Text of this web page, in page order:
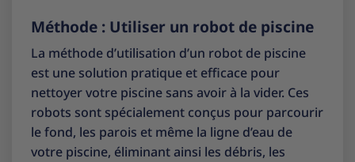
Méthode : Utiliser un robot de piscine
La méthode d’utilisation d’un robot de piscine
est une solution pratique et efficace pour
nettoyer votre piscine sans avoir à la vider. Ces
robots sont spécialement conçus pour parcourir
le fond, les parois et même la ligne d’eau de
votre piscine, éliminant ainsi les débris, les